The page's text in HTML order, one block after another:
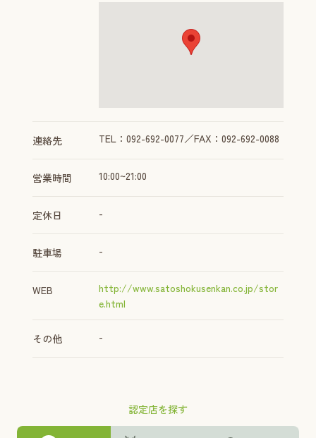
認定店を探す
連絡先 TEL：092-692-0077／FAX：092-692-0088
営業時間 10:00~21:00
定休日 -
駐車場 -
WEB
http://www.satoshokusenkan.co.jp/stor
e.html
その他 -